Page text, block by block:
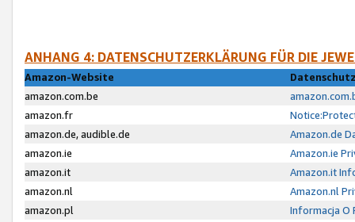
ANHANG 4: DATENSCHUTZERKLÄRUNG FÜR DIE
Amazon-Website
amazon.com.be
amazon.fr
amazon.de, audible.de
Amazon.de
amazon.ie
Amazon.ie
amazon.it
Amazon.it
amazon.nl
Amazon.nl
amazon.pl
Informacja O